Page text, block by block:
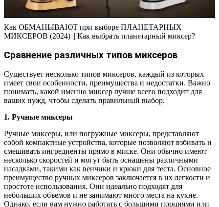
Как ОБМАНЫВАЮТ при выборе ПЛАНЕТАРНЫХ
МИКСЕРОВ (2024) || Как выбрать планетарный миксер?
Сравнение различных типов миксеров
Существует несколько типов миксеров, каждый из которых
имеет свои особенности, преимущества и недостатки. Важно
понимать, какой именно миксер лучше всего подходит для
ваших нужд, чтобы сделать правильный выбор.
1. Ручные миксеры
Ручные миксеры, или погружные миксеры, представляют
собой компактные устройства, которые позволяют взбивать и
смешивать ингредиенты прямо в миске. Они обычно имеют
несколько скоростей и могут быть оснащены различными
насадками, такими как венчики и крюки для теста. Основное
преимущество ручных миксеров заключается в их легкости и
простоте использования. Они идеально подходят для
небольших объемов и не занимают много места на кухне.
Однако, если вам нужно работать с большими порциями или